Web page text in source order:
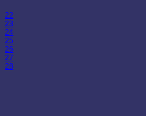
22
23
24
25
26
27
28